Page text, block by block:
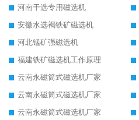
河南干选专用磁选机
安徽水选褐铁矿磁选机
河北锰矿强磁选机
福建铁矿磁选机工作原理
云南永磁筒式磁选机厂家
云南永磁筒式磁选机厂家
云南永磁筒式磁选机厂家